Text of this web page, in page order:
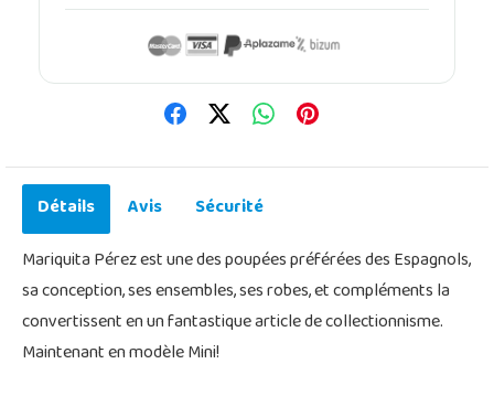
Détails Avis
Sécurité
Mariquita Pérez est une des poupées préférées des Espagnols,
sa conception, ses ensembles, ses robes, et compléments la
convertissent en un fantastique article de collectionnisme.
Maintenant en modèle Mini!